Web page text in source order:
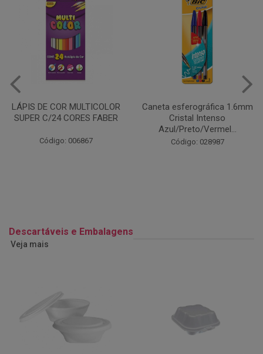
Caneta esferográfica 1.6mm
Cristal Intenso
Código: 028987
COLA EM BASTÃO 40G - LEO
& LEO
Código: 028164
Descartáveis e Embalagens
Veja mais